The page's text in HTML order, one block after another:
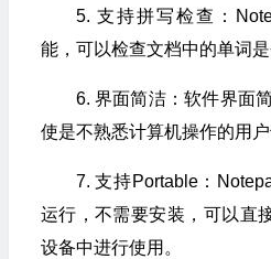
5. 支持拼写检查：
能，可以检查文档中的单词是
6. 界面简洁：软件界面
使是不熟悉计算机操作的用户
7. 支持Portable：
运行，不需要安装，可以直
设备中进行使用。